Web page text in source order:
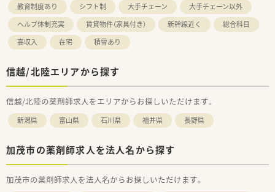
教育制度あり
シフト制 大手チェーン
大手チェーン以外
ヘルプ体制充実
賃貸物件（家具付き） 新幹線近く
総合科目
高収入
在宅 積雪あり
信越/北陸エリアから探す
信越/北陸の薬剤師求人をエリアからお探しいただけます。
新潟県 富山県 石川県 福井県 長野県
加茂市の薬剤師求人を法人名から探す
加茂市の薬剤師求人を法人名からお探しいただけます。